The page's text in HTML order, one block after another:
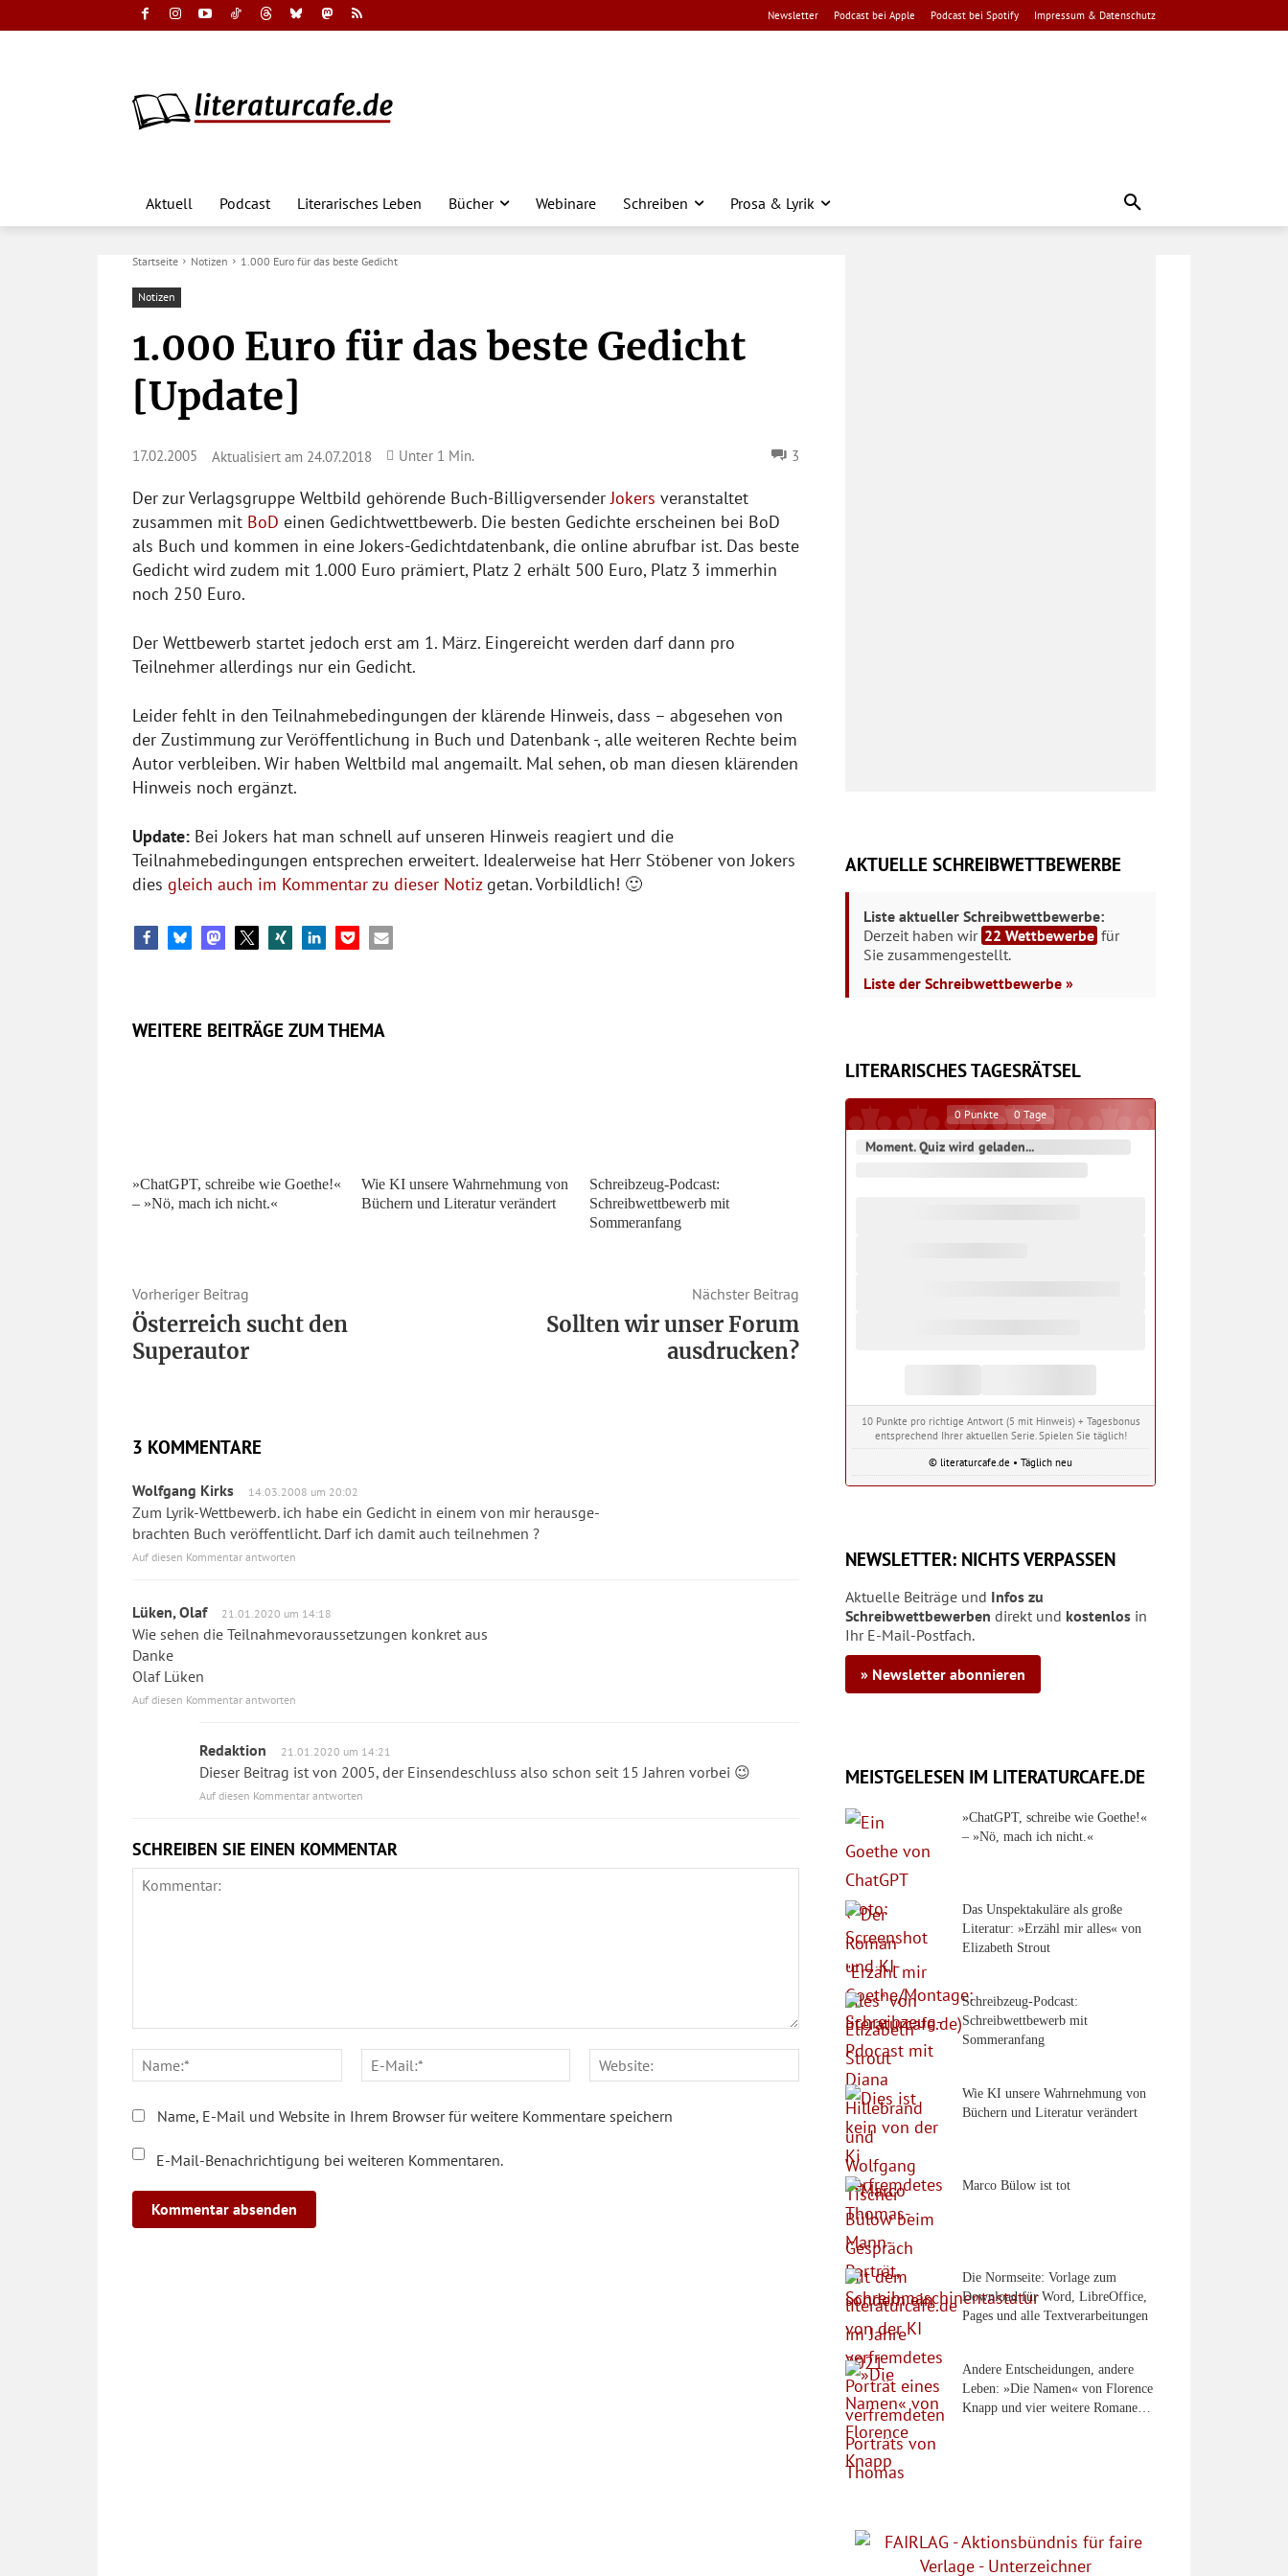
Newsletter Podcast bei Apple Podcast bei Spotify Impressum & Datenschutz
Aktuell Podcast Literarisches Leben Bücher Webinare Schreiben Prosa & Lyrik
Startseite Notizen 1.000 Euro für das beste Gedicht
Notizen
1.000 Euro für das beste Gedicht
[Update]
17.02.2005 Aktualisiert am 24.07.2018 Unter 1 Min. 3
Der zur Verlagsgruppe Weltbild gehörende Buch-BilligversenderJokers veranstaltet
zusammen mit BoD einen Gedichtwettbewerb. Die besten Gedichte erscheinen bei BoD
als Buch und kommen in eine Jokers-Gedichtdatenbank, die online abrufbar ist. Das beste
Gedicht wird zudem mit 1.000 Euro prämiert, Platz 2 erhält 500 Euro, Platz 3 immerhin
noch 250 Euro.
Der Wettbewerb startet jedoch erst am 1. März. Eingereicht werden darf dann pro
Teilnehmer allerdings nur ein Gedicht.
Leider fehlt in den Teilnahmebedingungen der klärende Hinweis, dass – abgesehen von
der Zustimmung zur Veröffentlichung in Buch und Datenbank -, alle weiteren Rechte beim
Autor verbleiben. Wir haben Weltbild mal angemailt. Mal sehen, ob man diesen klärenden
Hinweis noch ergänzt.
Update: Bei Jokers hat man schnell auf unseren Hinweis reagiert und die
Teilnahmebedingungen entsprechen erweitert. Idealerweise hat Herr Stöbener von Jokers
dies gleich auch im Kommentar zu dieser Notizgetan. Vorbildlich! 🙂
WEITERE BEITRÄGE ZUM THEMA
»ChatGPT, schreibe wie Goethe!«
– »Nö, mach ich nicht.«
Wie KI unsere Wahrnehmung von
Büchern und Literatur verändert
Schreibzeug-Podcast:
Schreibwettbewerb mit
Sommeranfang
Vorheriger Beitrag
Österreich sucht den
Superautor
Nächster Beitrag
Sollten wir unser Forum
ausdrucken?
3 KOMMENTARE
Wolfgang Kirks 14.03.2008 um 20:02
Zum Lyrik-Wettbewerb. ich habe ein Gedicht in einem von mir herausge-
brachten Buch veröffentlicht. Darf ich damit auch teilnehmen ?
Auf diesen Kommentar antworten
Lüken, Olaf 21.01.2020 um 14:18
Wie sehen die Teilnahmevoraussetzungen konkret aus
Danke
Olaf Lüken
Auf diesen Kommentar antworten
Redaktion 21.01.2020 um 14:21
Dieser Beitrag ist von 2005, der Einsendeschluss also schon seit 15 Jahren vorbei 😉
Auf diesen Kommentar antworten
SCHREIBEN SIE EINEN KOMMENTAR
Name:*
Mail:*
Website:
Name, E-Mail und Website in Ihrem Browser für weitere Kommentare speichern
E-Mail-Benachrichtigung bei weiteren Kommentaren.
AKTUELLE SCHREIBWETTBEWERBE
Liste aktueller Schreibwettbewerbe:
Derzeit haben wir 22 Wettbewerbe für
Sie zusammengestellt.
Liste der Schreibwettbewerbe »
LITERARISCHES TAGESRÄTSEL
0 Punkte 0 Tage
Moment. Quiz wird geladen...
10 Punkte pro richtige Antwort (5 mit Hinweis) + Tagesbonus
entsprechend Ihrer aktuellen Serie. Spielen Sie täglich!
© literaturcafe.de • Täglich neu
NEWSLETTER: NICHTS VERPASSEN
Aktuelle Beiträge und Infos zu
Schreibwettbewerben direkt und kostenlos in
Ihr E-Mail-Postfach.
» Newsletter abonnieren
MEISTGELESEN IM LITERATURCAFE.DE
»ChatGPT, schreibe wie Goethe!«
– »Nö, mach ich nicht.«
Das Unspektakuläre als große
Literatur: »Erzähl mir alles« von
Elizabeth Strout
Schreibzeug-Podcast:
Schreibwettbewerb mit
Sommeranfang
Wie KI unsere Wahrnehmung von
Büchern und Literatur verändert
Marco Bülow ist tot
Die Normseite: Vorlage zum
Download für Word, LibreOffice,
Pages und alle Textverarbeitungen
Andere Entscheidungen, andere
Leben: »Die Namen« von Florence
Knapp und vier weitere Romane…